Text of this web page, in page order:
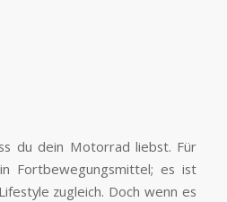
du dein Motorrad liebst. Für
Fortbewegungsmittel; es ist
zugleich. Doch wenn es